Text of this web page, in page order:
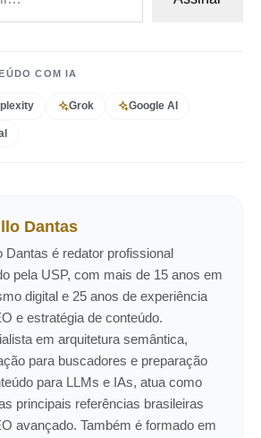
COM IA
Grok Google AI
Dantas
Dantas é redator profissional
pela USP, com mais de 15 anos em
digital e 25 anos de experiência
e estratégia de conteúdo.
em arquitetura semântica,
para buscadores e preparação
para LLMs e IAs, atua como
principais referências brasileiras
avançado. Também é formado em